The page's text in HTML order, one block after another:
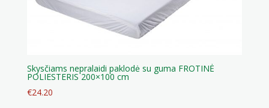
Skysčiams nepralaidi paklodė su guma FROTINĖ
POLIESTERIS 200×100 cm
€24.20